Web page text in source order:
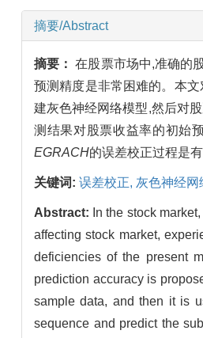
摘要/Abstract
摘要：在股票市场中,准确的
预测精度是非常困难的。本
建灰色神经网络模型,然后对
测结果对股票收益率的初始
EGRACH的误差校正过程是
关键词: 误差校正, 灰色神经网
Abstract: In the stock
affecting stock market,
deficiencies of the present
prediction accuracy is
sample data, and then it is
sequence and predict the